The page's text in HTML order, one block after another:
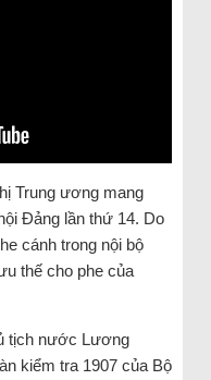
Trung ương mang
Đảng lần thứ 14. Do
cánh trong nội bộ
thế cho phe của
tịch nước Lương
kiểm tra 1907 của Bộ